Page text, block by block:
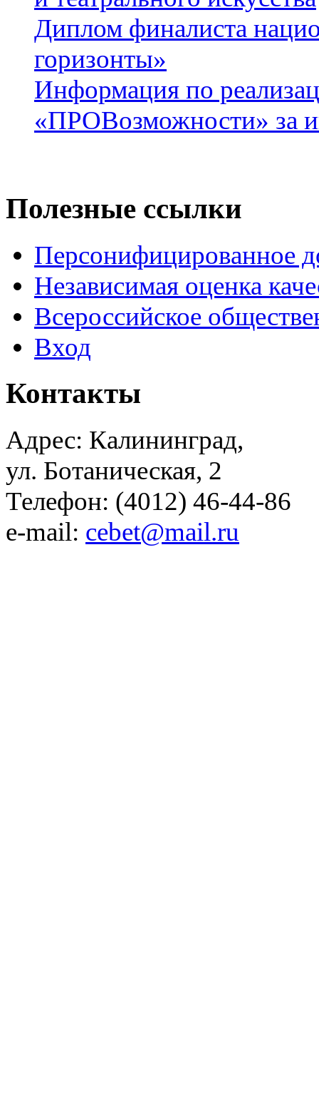
Диплом финалиста
горизонты»
Информация по
«ПРОВозможности» за
Полезные ссылки
Персонифицированное
Независимая оценка
Всероссийское
Вход
Контакты
Адрес: Калининград,
ул. Ботаническая, 2
Телефон: (4012) 46-44-86
e-mail: cebet@mail.ru